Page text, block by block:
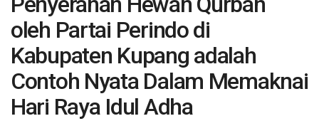
oleh Partai Perindo di
Kabupaten Kupang adalah
Contoh Nyata Dalam Memaknai
Hari Raya Idul Adha